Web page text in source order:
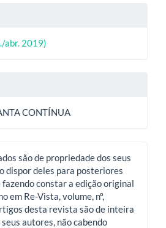
abr. 2019)
CONTÍNUA
são de propriedade dos seus
dispor deles para posteriores
fazendo constar a edição original
em Re-Vista, volume, nº,
desta revista são de inteira
autores, não cabendo